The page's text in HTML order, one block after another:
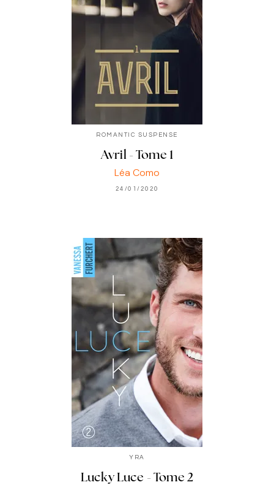
ROMANTIC SUSPENSE
Avril - Tome 1
Léa Como
24/01/2020
YRA
Lucky Luce - Tome 2